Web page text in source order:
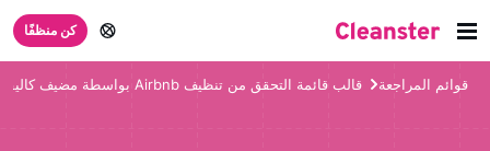
كن منظفًا
قوائم المراجعة قالب قائمة التحقق من تنظيف Airbnb بواسطة مضيف كاليفورنيا.